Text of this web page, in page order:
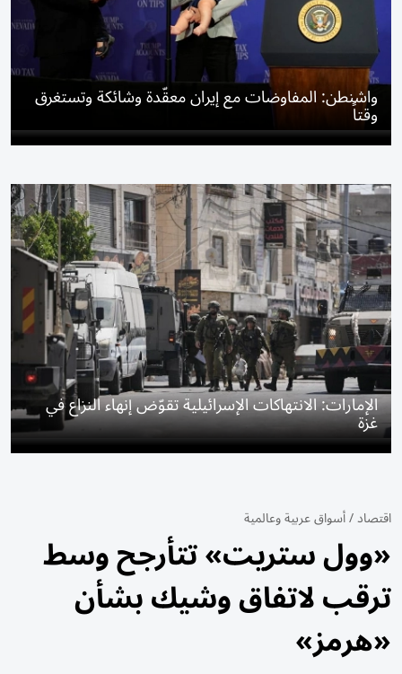
واشنطن: المفاوضات مع إيران معقّدة وشائكة وتستغرق
وقتاً
الإمارات: الانتهاكات الإسرائيلية تقوّض إنهاء النزاع في
غزة
اقتصاد/أسواق عربية وعالمية
«وول ستريت» تتأرجح وسط
ترقب لاتفاق وشيك بشأن
«هرمز»